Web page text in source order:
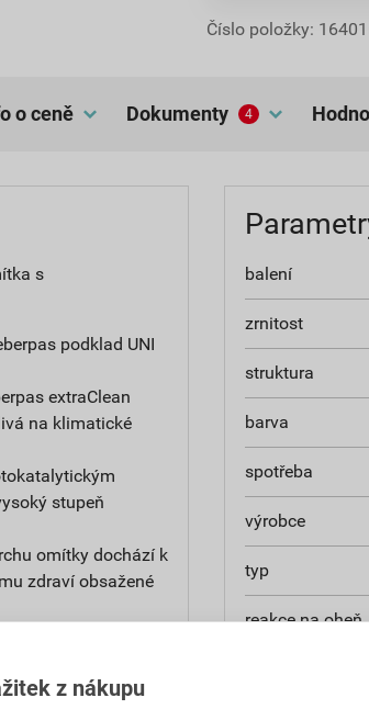
Číslo položky:
o ceně dokumenty 4
s
podklad UNI
extraClean
na klimatické
stupeň
omítky dochází k
zdraví obsažené
balení
zrnitost
struktura
barva
spotřeba
výrobce
typ
reakce na oheň
z nákupu